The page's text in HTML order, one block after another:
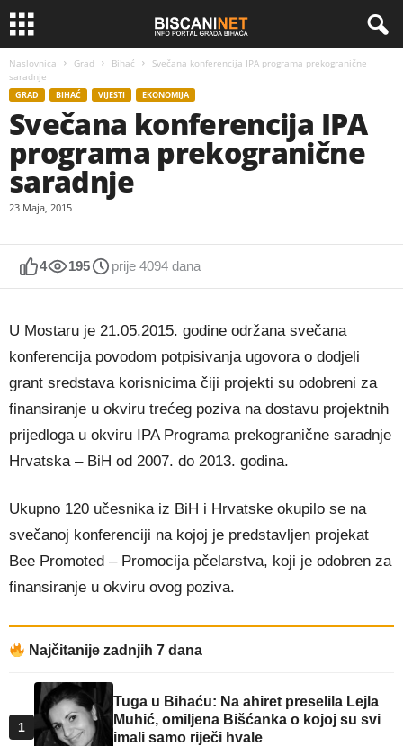
Naslovnica Grad Bihać
Svečana konferencija IPA programa prekogranične
saradnje
GRAD BIHAĆ VIJESTI EKONOMIJA
Svečana konferencija IPA
programa prekogranične
saradnje
23 Maja, 2015
4 195 prije 4094 dana
U Mostaru je 21.05.2015. godine održana svečana
konferencija povodom potpisivanja ugovora o dodjeli
grant sredstava korisnicima čiji projekti su odobreni za
finansiranje u okviru trećeg poziva na dostavu projektnih
prijedloga u okviru IPA Programa prekogranične saradnje
Hrvatska – BiH od 2007. do 2013. godina.
Ukupno 120 učesnika iz BiH i Hrvatske okupilo se na
svečanoj konferenciji na kojoj je predstavljen projekat
Bee Promoted – Promocija pčelarstva, koji je odobren za
finansiranje u okviru ovog poziva.
Najčitanije zadnjih 7 dana
1
Tuga u Bihaću: Na ahiret preselila Lejla
Muhić, omiljena Bišćanka o kojoj su svi
imali samo riječi hvale